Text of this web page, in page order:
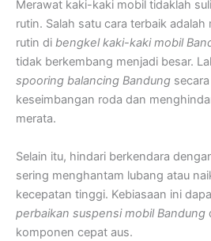
Merawat kaki-kaki mobil tidaklah
rutin. Salah satu cara terbaik
rutin di bengkel kaki-kaki mobil
tidak berkembang menjadi besar.
spooring balancing Bandung
keseimbangan roda dan
merata.
Selain itu, hindari berkendara
sering menghantam lubang atau
kecepatan tinggi. Kebiasaan ini
perbaikan suspensi mobil Bandung
komponen cepat aus.